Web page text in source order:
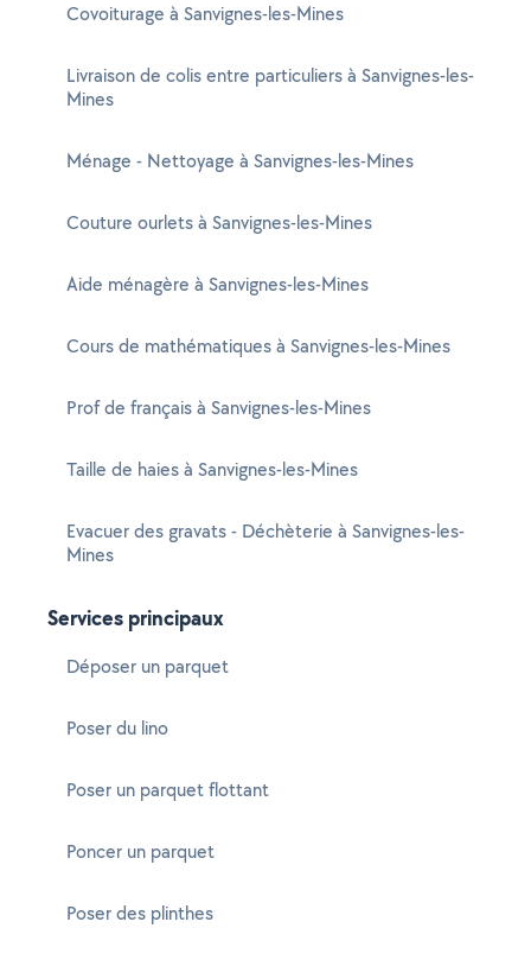
Covoiturage à Sanvignes-les-Mines
Livraison de colis entre particuliers à Sanvignes-les-
Mines
Ménage - Nettoyage à Sanvignes-les-Mines
Couture ourlets à Sanvignes-les-Mines
Aide ménagère à Sanvignes-les-Mines
Cours de mathématiques à Sanvignes-les-Mines
Prof de français à Sanvignes-les-Mines
Taille de haies à Sanvignes-les-Mines
Evacuer des gravats - Déchèterie à Sanvignes-les-
Mines
Services principaux
Déposer un parquet
Poser du lino
Poser un parquet flottant
Poncer un parquet
Poser des plinthes